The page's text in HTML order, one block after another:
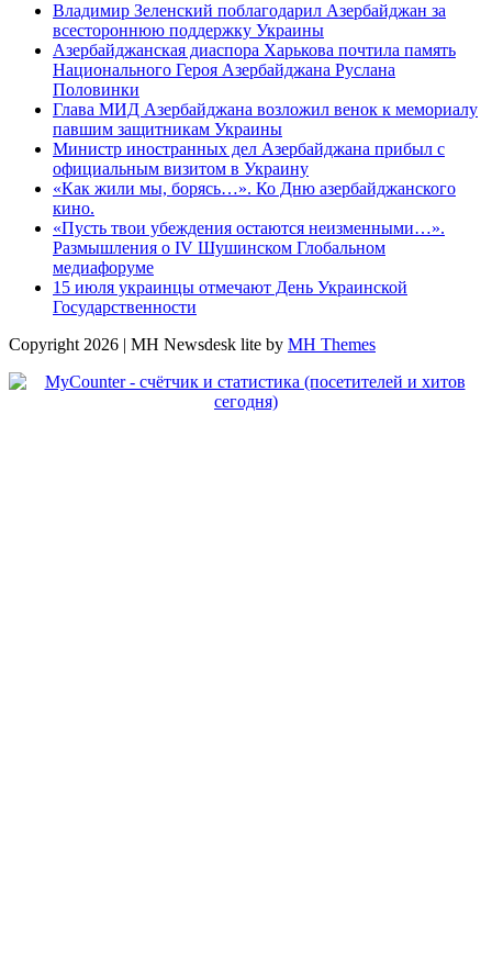
Владимир Зеленский поблагодарил Азербайджан за
всестороннюю поддержку Украины
Азербайджанская диаспора Харькова почтила память
Национального Героя Азербайджана Руслана
Половинки
Глава МИД Азербайджана возложил венок к мемориалу
павшим защитникам Украины
Министр иностранных дел Азербайджана прибыл с
официальным визитом в Украину
«Как жили мы, борясь…». Ко Дню азербайджанского
кино.
«Пусть твои убеждения остаются неизменными…».
Размышления о IV Шушинском Глобальном
медиафоруме
15 июля украинцы отмечают День Украинской
Государственности
Copyright 2026 | MH Newsdesk lite by MH Themes